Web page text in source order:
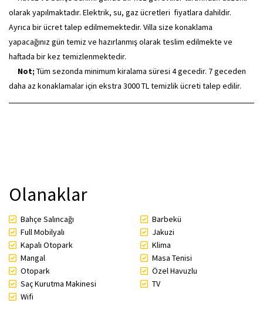
olarak yapılmaktadır. Elektrik, su, gaz ücretleri fiyatlara dahildir.
Ayrıca bir ücret talep edilmemektedir. Villa size konaklama
yapacağınız gün temiz ve hazırlanmış olarak teslim edilmekte ve
haftada bir kez temizlenmektedir.
Not; Tüm sezonda minimum kiralama süresi 4 gecedir. 7 geceden
daha az konaklamalar için ekstra 3000 TL temizlik ücreti talep edilir.
Olanaklar
Bahçe Salıncağı
Barbekü
Full Mobilyalı
Jakuzi
Kapalı Otopark
Klima
Mangal
Masa Tenisi
Otopark
Özel Havuzlu
Saç Kurutma Makinesi
TV
Wifi